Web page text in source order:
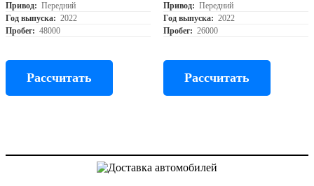
Привод: Передний
Год выпуска: 2022
Пробег: 48000
Рассчитать
Привод: Передний
Год выпуска: 2022
Пробег: 26000
Рассчитать